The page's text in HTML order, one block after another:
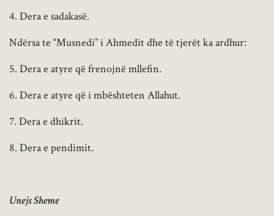
4. Dera e sadakasë.
Ndërsa te “Musnedi” i Ahmedit dhe të tjerët ka ardhur:
5. Dera e atyre që frenojnë mllefin.
6. Dera e atyre që i mbështeten Allahut.
7. Dera e dhikrit.
8. Dera e pendimit.
Unejs Sheme